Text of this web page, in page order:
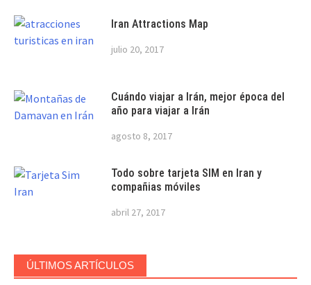
Iran Attractions Map
julio 20, 2017
Cuándo viajar a Irán, mejor época del
año para viajar a Irán
agosto 8, 2017
Todo sobre tarjeta SIM en Iran y
compañias móviles
abril 27, 2017
ÚLTIMOS ARTÍCULOS